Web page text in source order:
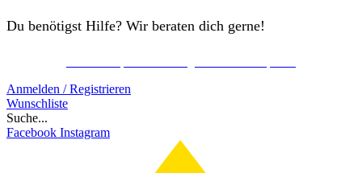
Du benötigst Hilfe? Wir beraten dich gerne!
Anmelden / Registrieren
Wunschliste
Suche...
Facebook Instagram